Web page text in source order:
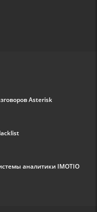
Asterisk
аналитики IMOTIO